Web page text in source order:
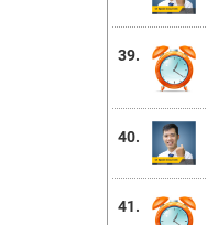
39.
40.
41.